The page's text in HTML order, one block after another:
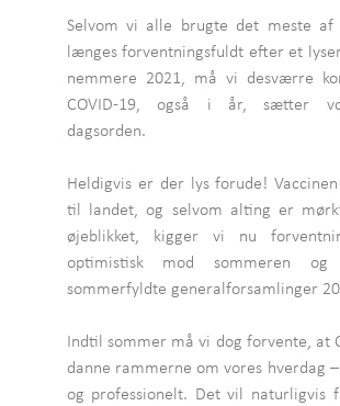
Selvom vi alle brugte det meste
længes forventningsfuldt efter et
nemmere 2021, må vi desværre
COVID-19, også i år, sætter
dagsorden.
Heldigvis er der lys forude!
til landet, og selvom alting er
øjeblikket, kigger vi nu
optimistisk mod sommeren og
sommerfyldte generalforsamlinger
Indtil sommer må vi dog forvente, at
danne rammerne om vores hverdag
og professionelt. Det vil naturligvis